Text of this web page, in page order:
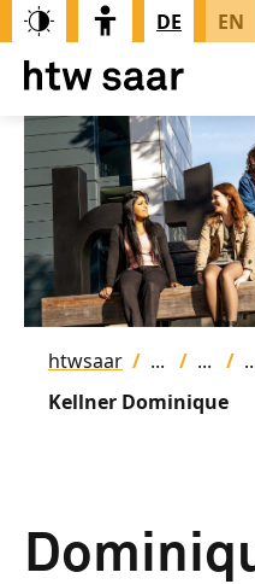
DE EN
htwsaar
Kellner Dominique